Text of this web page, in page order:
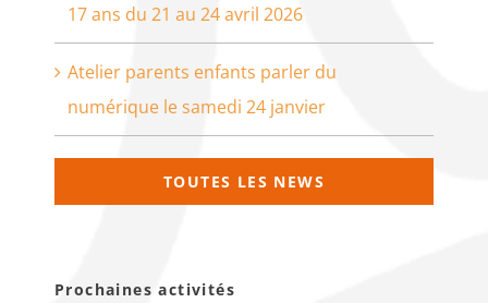
17 ans du 21 au 24 avril 2026
Atelier parents enfants parler du
numérique le samedi 24 janvier
TOUTES LES NEWS
Prochaines activités